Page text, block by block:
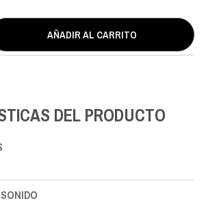
AÑADIR AL CARRITO
DEL PRODUCTO